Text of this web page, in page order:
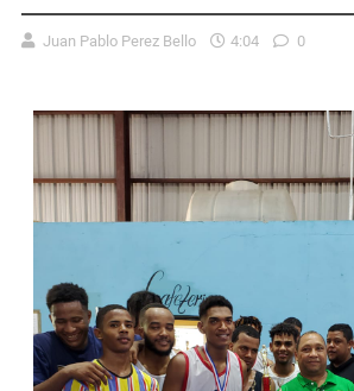
Juan Pablo Perez Bello 4:04 0